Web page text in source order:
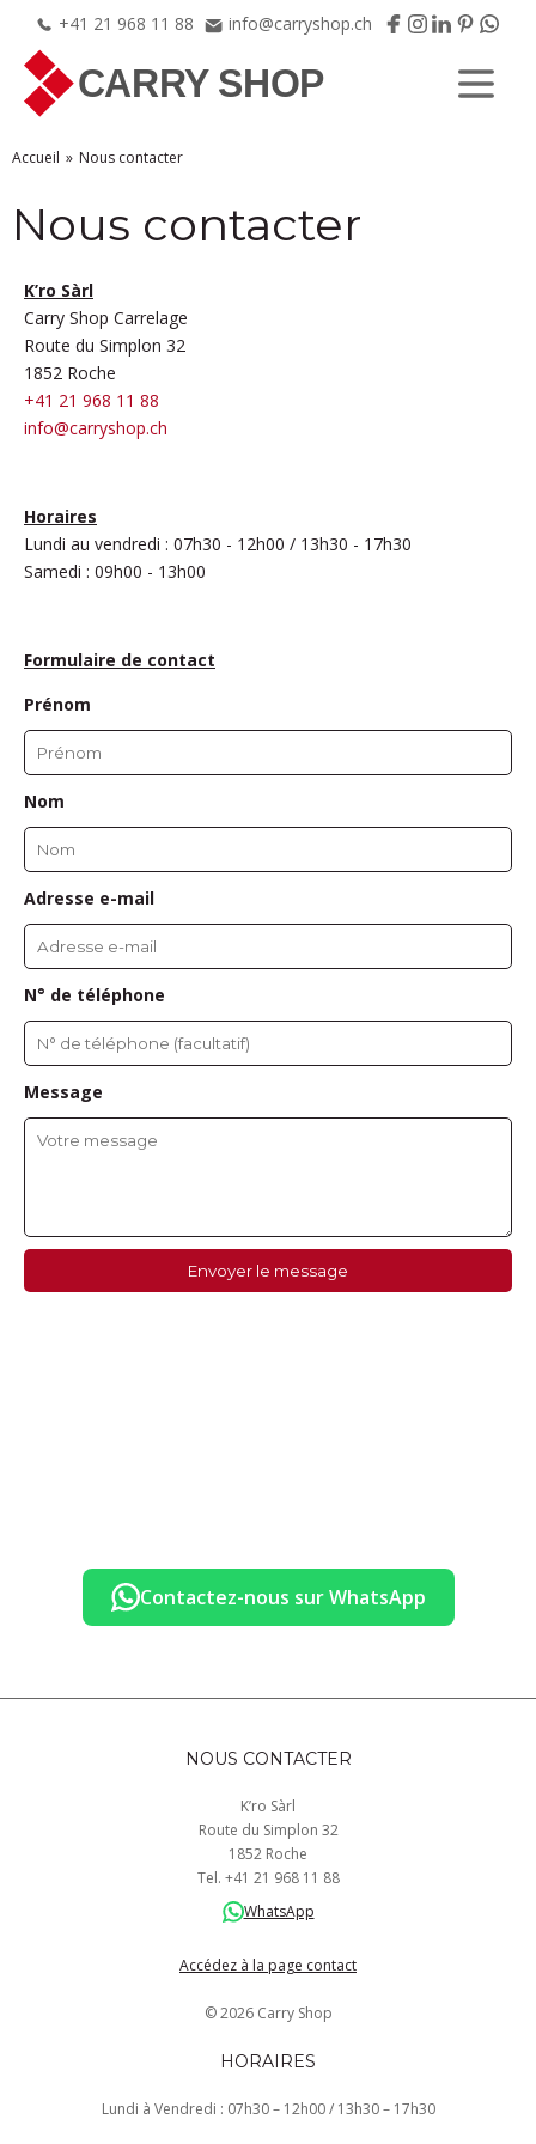
+41 21 968 11 88 info@carryshop.ch
Accueil Nous contacter
Nous contacter
K’ro Sàrl
Carry Shop Carrelage
Route du Simplon 32
1852 Roche
+41 21 968 11 88
info@carryshop.ch
Horaires
Lundi au vendredi : 07h30 - 12h00 / 13h30 - 17h30
Samedi : 09h00 - 13h00
Formulaire de contact
Prénom
Nom
Adresse e-mail
N° de téléphone
Message
Envoyer le message
Contactez-nous sur WhatsApp
NOUS CONTACTER
K’ro Sàrl
Route du Simplon 32
1852 Roche
Tel. +41 21 968 11 88
WhatsApp
Accédez à la page contact
© 2026 Carry Shop
HORAIRES
Lundi à Vendredi : 07h30 – 12h00 / 13h30 – 17h30